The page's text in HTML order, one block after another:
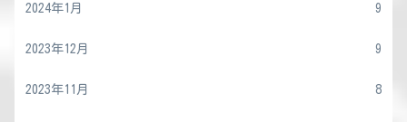
2024年1月 9
2023年12月 9
2023年11月 8